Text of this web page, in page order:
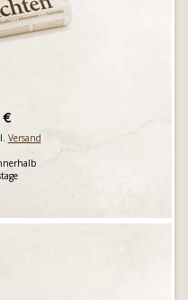
Versand